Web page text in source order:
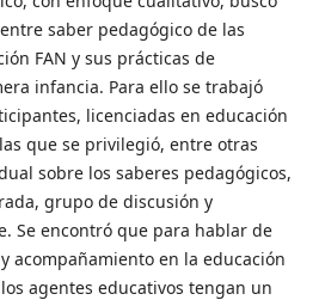
saber pedagógico de las
FAN y sus prácticas de
infancia. Para ello se trabajó
licenciadas en educación
que se privilegió, entre otras
sobre los saberes pedagógicos,
grupo de discusión y
Se encontró que para hablar de
acompañamiento en la educación
agentes educativos tengan un